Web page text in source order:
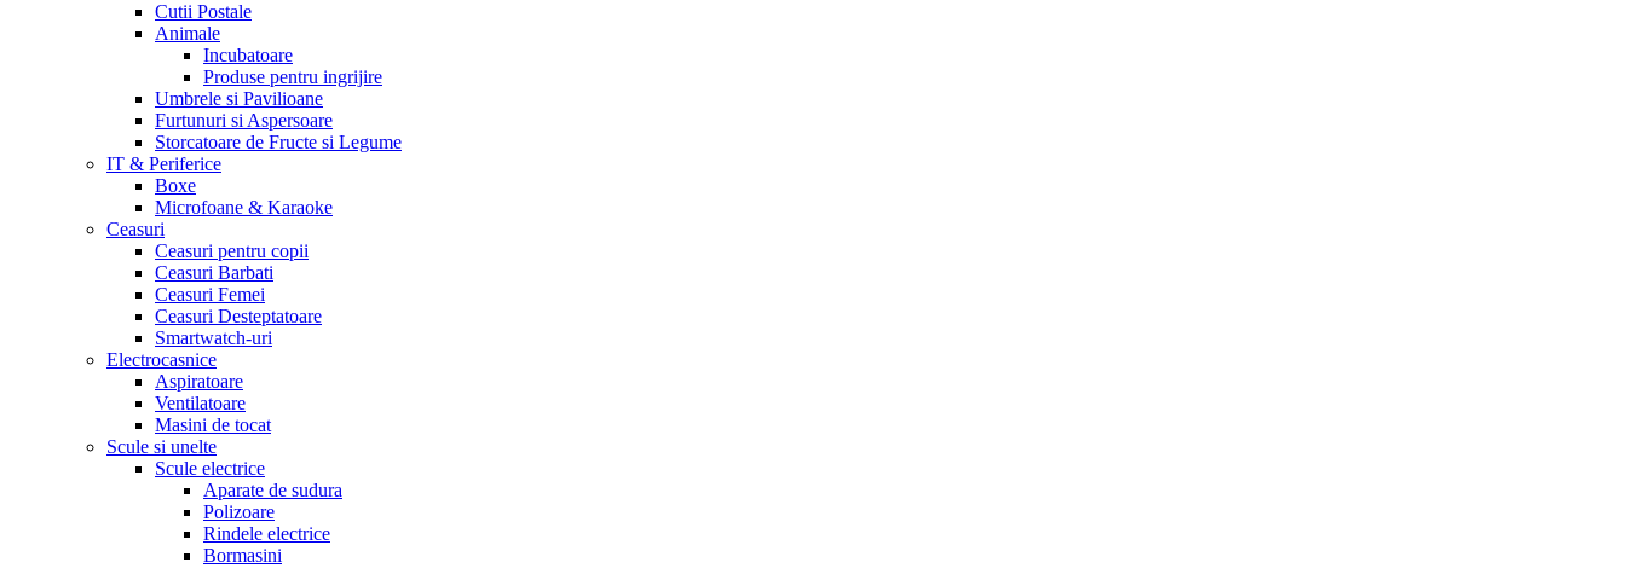
Cutii Postale
Animale
Incubatoare
Produse pentru ingrijire
Umbrele si Pavilioane
Furtunuri si Aspersoare
Storcatoare de Fructe si Legume
IT & Periferice
Boxe
Microfoane & Karaoke
Ceasuri
Ceasuri pentru copii
Ceasuri Barbati
Ceasuri Femei
Ceasuri Desteptatoare
Smartwatch-uri
Electrocasnice
Aspiratoare
Ventilatoare
Masini de tocat
Scule si unelte
Scule electrice
Aparate de sudura
Polizoare
Rindele electrice
Bormasini